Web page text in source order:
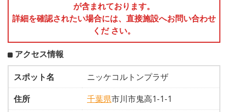
が含まれております。
詳細を確認されたい場合には、直接施設へお問い合わせ
くだ さい。
アクセス情報
スポット名
ニッケコルトンプラザ
住所
千葉県市川市鬼高1-1-1